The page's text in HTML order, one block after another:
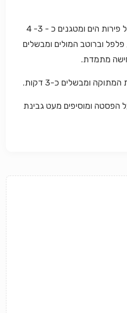
4. מוסיפים את קוקטייל פירות הים ומטגנים כ - 3- 4
וברוטב המולים ומבשלים
הפסטה ומוסיפים מעט גבינת